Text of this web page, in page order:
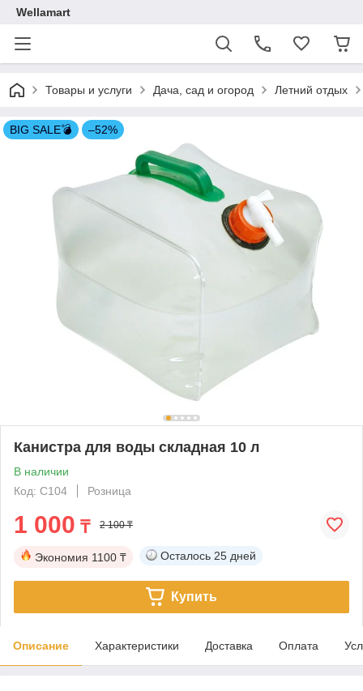
Wellamart
Товары и услуги Дача, сад и огород Летний отдых
BIG SALE💣 –52%
Канистра для воды складная 10 л
В наличии
Код: C104
Розница
1 000 ₸ 2 100 ₸
Экономия 1100 ₸ Осталось 25 дней
Купить
Описание Характеристики Доставка Оплата